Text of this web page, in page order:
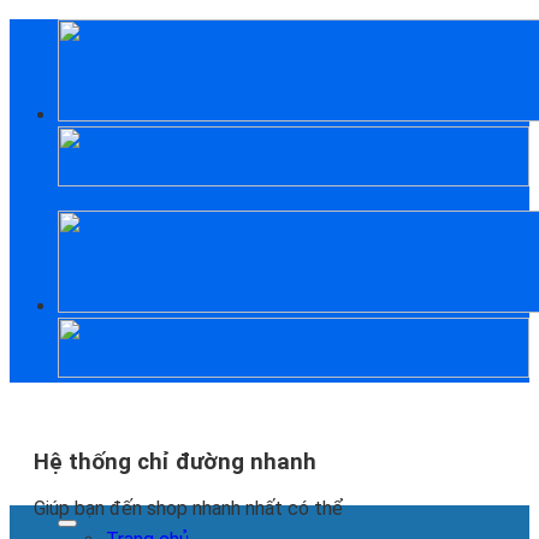
Hệ thống chỉ đường nhanh
Giúp bạn đến shop nhanh nhất có thể